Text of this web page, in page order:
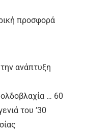
προσφορά
ανάπτυξη
… 60
του ’30